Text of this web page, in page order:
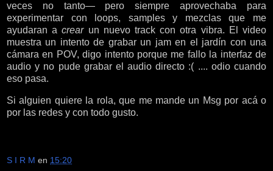
veces no tanto— pero siempre aprovechaba para
experimentar con loops, samples y mezclas que me
ayudaran acrearun nuevo track con otra vibra. El video
muestra un intento de grabar un jam en el jardín con una
cámara en POV, digo intento porque me fallo la interfaz de
audio y no pude grabar el audio directo :( .... odio cuando
eso pasa.
Si alguien quiere la rola, que me mande un Msg por acá o
por las redes y con todo gusto.
S I R M en 15:20